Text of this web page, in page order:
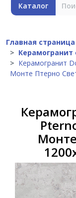
Каталог
Главная страница
Керамогранит
Керамогранит
Монте Птерно